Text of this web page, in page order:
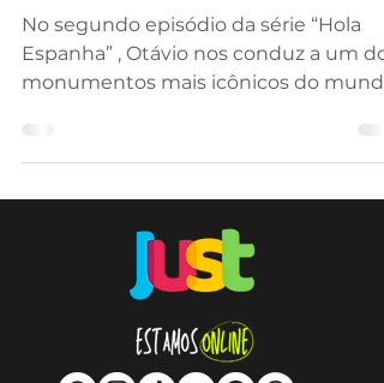
No segundo episódio da série “Hola
Espanha” , Otávio nos conduz a um
monumentos mais icônicos do